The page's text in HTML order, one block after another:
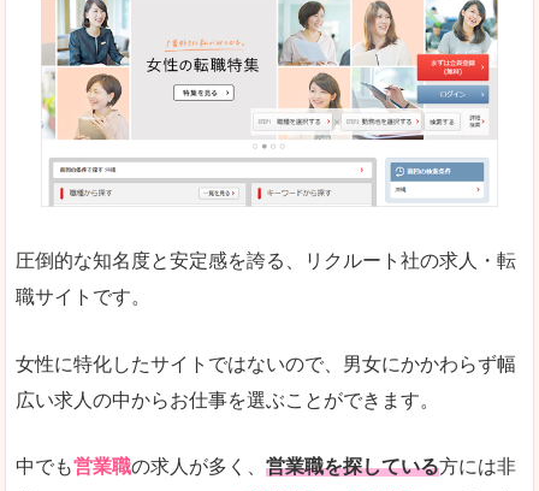
働く女のワーク＆ライフマガジン「woman type
悪いところ
求人の掲載数が少ないです。
求人の掲載情報の文字が小さめで、少し見づらい
詳しい説明
女性でエンジニア職への転職をお考えの方は、こ
エンジニア職の求人においては、ほかにない専門
圧倒的な知名度と安定感を誇る、リクルート社の求人・転
職サイトです。
女性に特化したサイトではないので、男女にかかわらず幅
広い求人の中からお仕事を選ぶことができます。
中でも営業職の求人が多く、 営業職を探している方には非